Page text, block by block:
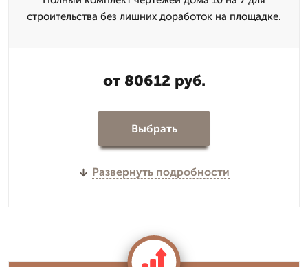
строительства без лишних доработок на площадке.
от 80612 руб.
Выбрать
Развернуть подробности